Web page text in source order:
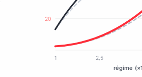
20
1 2,5
régime